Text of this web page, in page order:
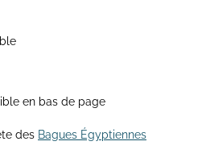
en bas de page
des Bagues Égyptiennes